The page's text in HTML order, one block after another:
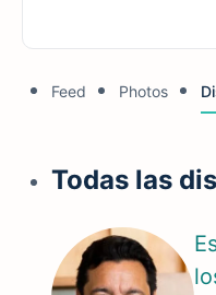
Feed Photos
Todas las